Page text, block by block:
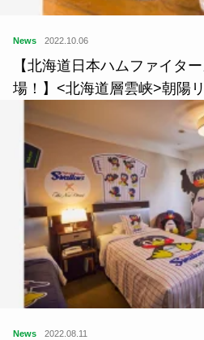
News 2022.10.06
【北海道日本ハムファイタ
場！】<北海道層雲峡>朝陽
News 2022.08.11